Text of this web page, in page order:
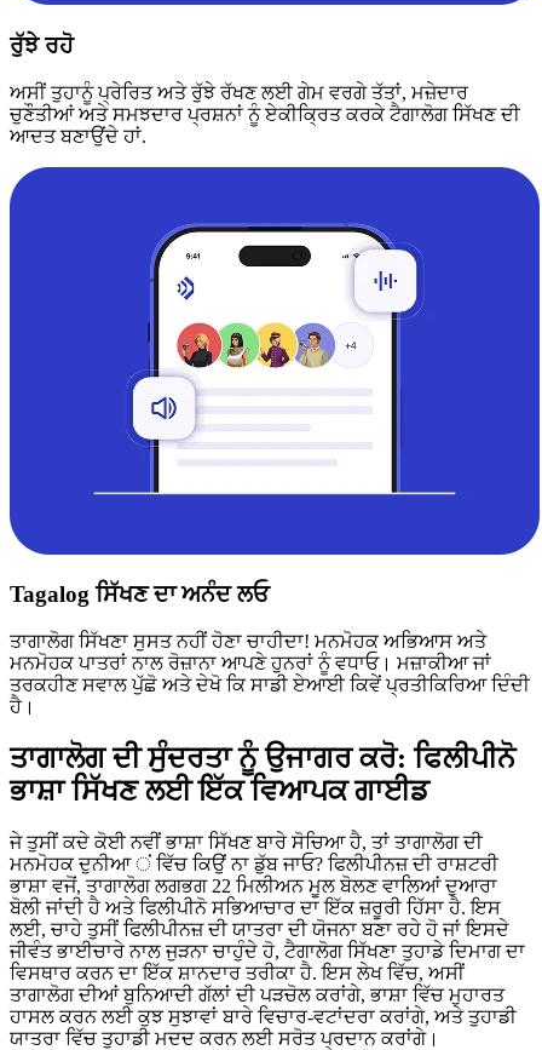
ਰੁੱਝੇ ਰਹੋ
ਅਸੀਂ ਤੁਹਾਨੂੰ ਪ੍ਰੇਰਿਤ ਅਤੇ ਰੁੱਝੇ ਰੱਖਣ ਲਈ ਗੇਮ ਵਰਗੇ ਤੱਤਾਂ, ਮਜ਼ੇਦਾਰ
ਚੁਣੌਤੀਆਂ ਅਤੇ ਸਮਝਦਾਰ ਪ੍ਰਸ਼ਨਾਂ ਨੂੰ ਏਕੀਕ੍ਰਿਤ ਕਰਕੇ ਟੈਗਾਲੋਗ ਸਿੱਖਣ ਦੀ
ਆਦਤ ਬਣਾਉਂਦੇ ਹਾਂ.
Tagalog ਸਿੱਖਣ ਦਾ ਅਨੰਦ ਲਓ
ਤਾਗਾਲੋਗ ਸਿੱਖਣਾ ਸੁਸਤ ਨਹੀਂ ਹੋਣਾ ਚਾਹੀਦਾ! ਮਨਮੋਹਕ ਅਭਿਆਸ ਅਤੇ
ਮਨਮੋਹਕ ਪਾਤਰਾਂ ਨਾਲ ਰੋਜ਼ਾਨਾ ਆਪਣੇ ਹੁਨਰਾਂ ਨੂੰ ਵਧਾਓ। ਮਜ਼ਾਕੀਆ ਜਾਂ
ਤਰਕਹੀਣ ਸਵਾਲ ਪੁੱਛੋ ਅਤੇ ਦੇਖੋ ਕਿ ਸਾਡੀ ਏਆਈ ਕਿਵੇਂ ਪ੍ਰਤੀਕਿਰਿਆ ਦਿੰਦੀ
ਹੈ।
ਤਾਗਾਲੋਗ ਦੀ ਸੁੰਦਰਤਾ ਨੂੰ ਉਜਾਗਰ ਕਰੋ: ਫਿਲੀਪੀਨੋ
ਭਾਸ਼ਾ ਸਿੱਖਣ ਲਈ ਇੱਕ ਵਿਆਪਕ ਗਾਈਡ
ਜੇ ਤੁਸੀਂ ਕਦੇ ਕੋਈ ਨਵੀਂ ਭਾਸ਼ਾ ਸਿੱਖਣ ਬਾਰੇ ਸੋਚਿਆ ਹੈ, ਤਾਂ ਤਾਗਾਲੋਗ ਦੀ
ਮਨਮੋਹਕ ਦੁਨੀਆ ਂ ਵਿੱਚ ਕਿਉਂ ਨਾ ਡੁੱਬ ਜਾਓ? ਫਿਲੀਪੀਨਜ਼ ਦੀ ਰਾਸ਼ਟਰੀ
ਭਾਸ਼ਾ ਵਜੋਂ, ਤਾਗਾਲੋਗ ਲਗਭਗ 22 ਮਿਲੀਅਨ ਮੂਲ ਬੋਲਣ ਵਾਲਿਆਂ ਦੁਆਰਾ
ਬੋਲੀ ਜਾਂਦੀ ਹੈ ਅਤੇ ਫਿਲੀਪੀਨੋ ਸਭਿਆਚਾਰ ਦਾ ਇੱਕ ਜ਼ਰੂਰੀ ਹਿੱਸਾ ਹੈ. ਇਸ
ਲਈ, ਚਾਹੇ ਤੁਸੀਂ ਫਿਲੀਪੀਨਜ਼ ਦੀ ਯਾਤਰਾ ਦੀ ਯੋਜਨਾ ਬਣਾ ਰਹੇ ਹੋ ਜਾਂ ਇਸਦੇ
ਜੀਵੰਤ ਭਾਈਚਾਰੇ ਨਾਲ ਜੁੜਨਾ ਚਾਹੁੰਦੇ ਹੋ, ਟੈਗਾਲੋਗ ਸਿੱਖਣਾ ਤੁਹਾਡੇ ਦਿਮਾਗ ਦਾ
ਵਿਸਥਾਰ ਕਰਨ ਦਾ ਇੱਕ ਸ਼ਾਨਦਾਰ ਤਰੀਕਾ ਹੈ. ਇਸ ਲੇਖ ਵਿੱਚ, ਅਸੀਂ
ਤਾਗਾਲੋਗ ਦੀਆਂ ਬੁਨਿਆਦੀ ਗੱਲਾਂ ਦੀ ਪੜਚੋਲ ਕਰਾਂਗੇ, ਭਾਸ਼ਾ ਵਿੱਚ ਮੁਹਾਰਤ
ਹਾਸਲ ਕਰਨ ਲਈ ਕੁਝ ਸੁਝਾਵਾਂ ਬਾਰੇ ਵਿਚਾਰ-ਵਟਾਂਦਰਾ ਕਰਾਂਗੇ, ਅਤੇ ਤੁਹਾਡੀ
ਯਾਤਰਾ ਵਿੱਚ ਤੁਹਾਡੀ ਮਦਦ ਕਰਨ ਲਈ ਸਰੋਤ ਪ੍ਰਦਾਨ ਕਰਾਂਗੇ।